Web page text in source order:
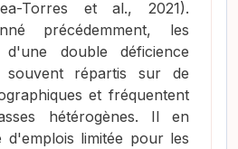
Torres et al., 2021).
précédemment, les
double déficience
souvent répartis sur de
et fréquentent
hétérogènes. Il en
limitée pour les